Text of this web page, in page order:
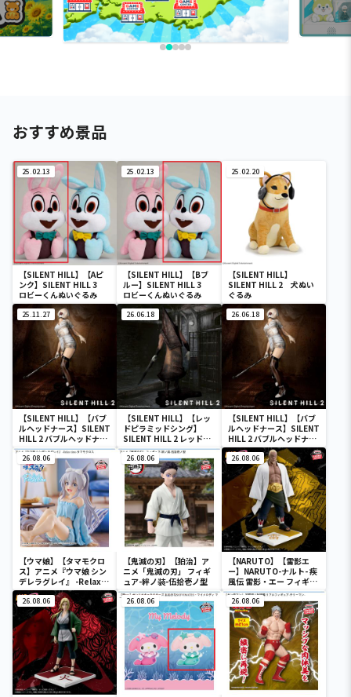
おすすめ景品
25.02.13
【SILENT HILL】【Aピ
ンク】SILENT HILL 3
ロビーくんぬいぐるみ
25.02.13
【SILENT HILL】【Bブ
ルー】SILENT HILL 3
ロビーくんぬいぐるみ
25.02.20
【SILENT HILL】
SILENT HILL 2 犬ぬい
ぐるみ
25.11.27
【SILENT HILL】【バブ
ルヘッドナース】SILENT
HILL 2 バブルヘッドナー
ス
26.06.18
【SILENT HILL】【レッ
ドピラミッドシング】
SILENT HILL 2 レッドピ
ラミッドシング
26.06.18
【SILENT HILL】【バブ
ルヘッドナース】SILENT
HILL 2 バブルヘッドナー
ス
26.08.06
【ウマ娘】【タマモクロ
ス】アニメ『ウマ娘 シン
デレラグレイ』 -Relax
time-タマモクロス
26.08.06
【鬼滅の刃】【狛治】ア
ニメ「鬼滅の刃」 フィギ
ュア-絆ノ装-伍拾壱ノ型
26.08.06
【NARUTO】【雷影エ
ー】NARUTO-ナルト- 疾
風伝 雷影・エー フィギュ
ア～五影集結…!!～
26.08.06 26.08.06 26.08.06